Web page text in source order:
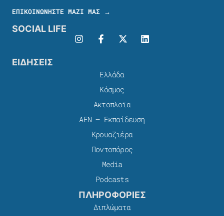
ΕΠΙΚΟΙΝΩΝΗΣΤΕ ΜΑΖΙ ΜΑΣ →
SOCIAL LIFE
ΕΙΔΗΣΕΙΣ
Ελλάδα
Κόσμος
Ακτοπλοϊα
ΑΕΝ – Εκπαίδευση
Κρουαζιέρα
Ποντοπόρος
Media
Podcasts
ΠΛΗΡΟΦΟΡΙΕΣ
Διπλώματα